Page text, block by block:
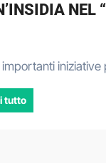
NEL
importanti iniziative
tutto